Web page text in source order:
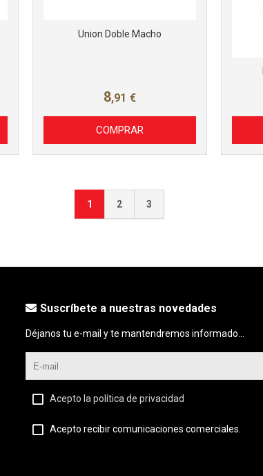
Union Doble Macho
8,91 €
COMPRAR
1 2 3
Suscríbete a nuestras novedades
Déjanos tu e-mail y te mantendremos informado...
Acepto la política de privacidad
Acepto recibir comunicaciones comerciales.